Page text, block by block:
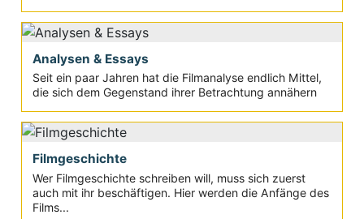
Analysen & Essays
Seit ein paar Jahren hat die Filmanalyse endlich Mittel,
die sich dem Gegenstand ihrer Betrachtung annähern
Filmgeschichte
Wer Filmgeschichte schreiben will, muss sich zuerst
auch mit ihr beschäftigen. Hier werden die Anfänge des
Films...